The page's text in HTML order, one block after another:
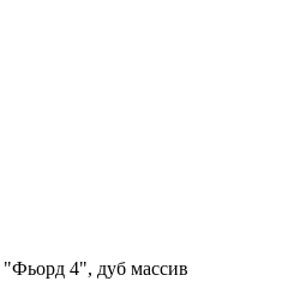
"Фьорд 4", дуб массив